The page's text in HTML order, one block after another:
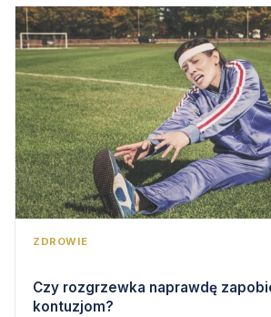
ZDROWIE
Czy rozgrzewka naprawdę
kontuzjom?